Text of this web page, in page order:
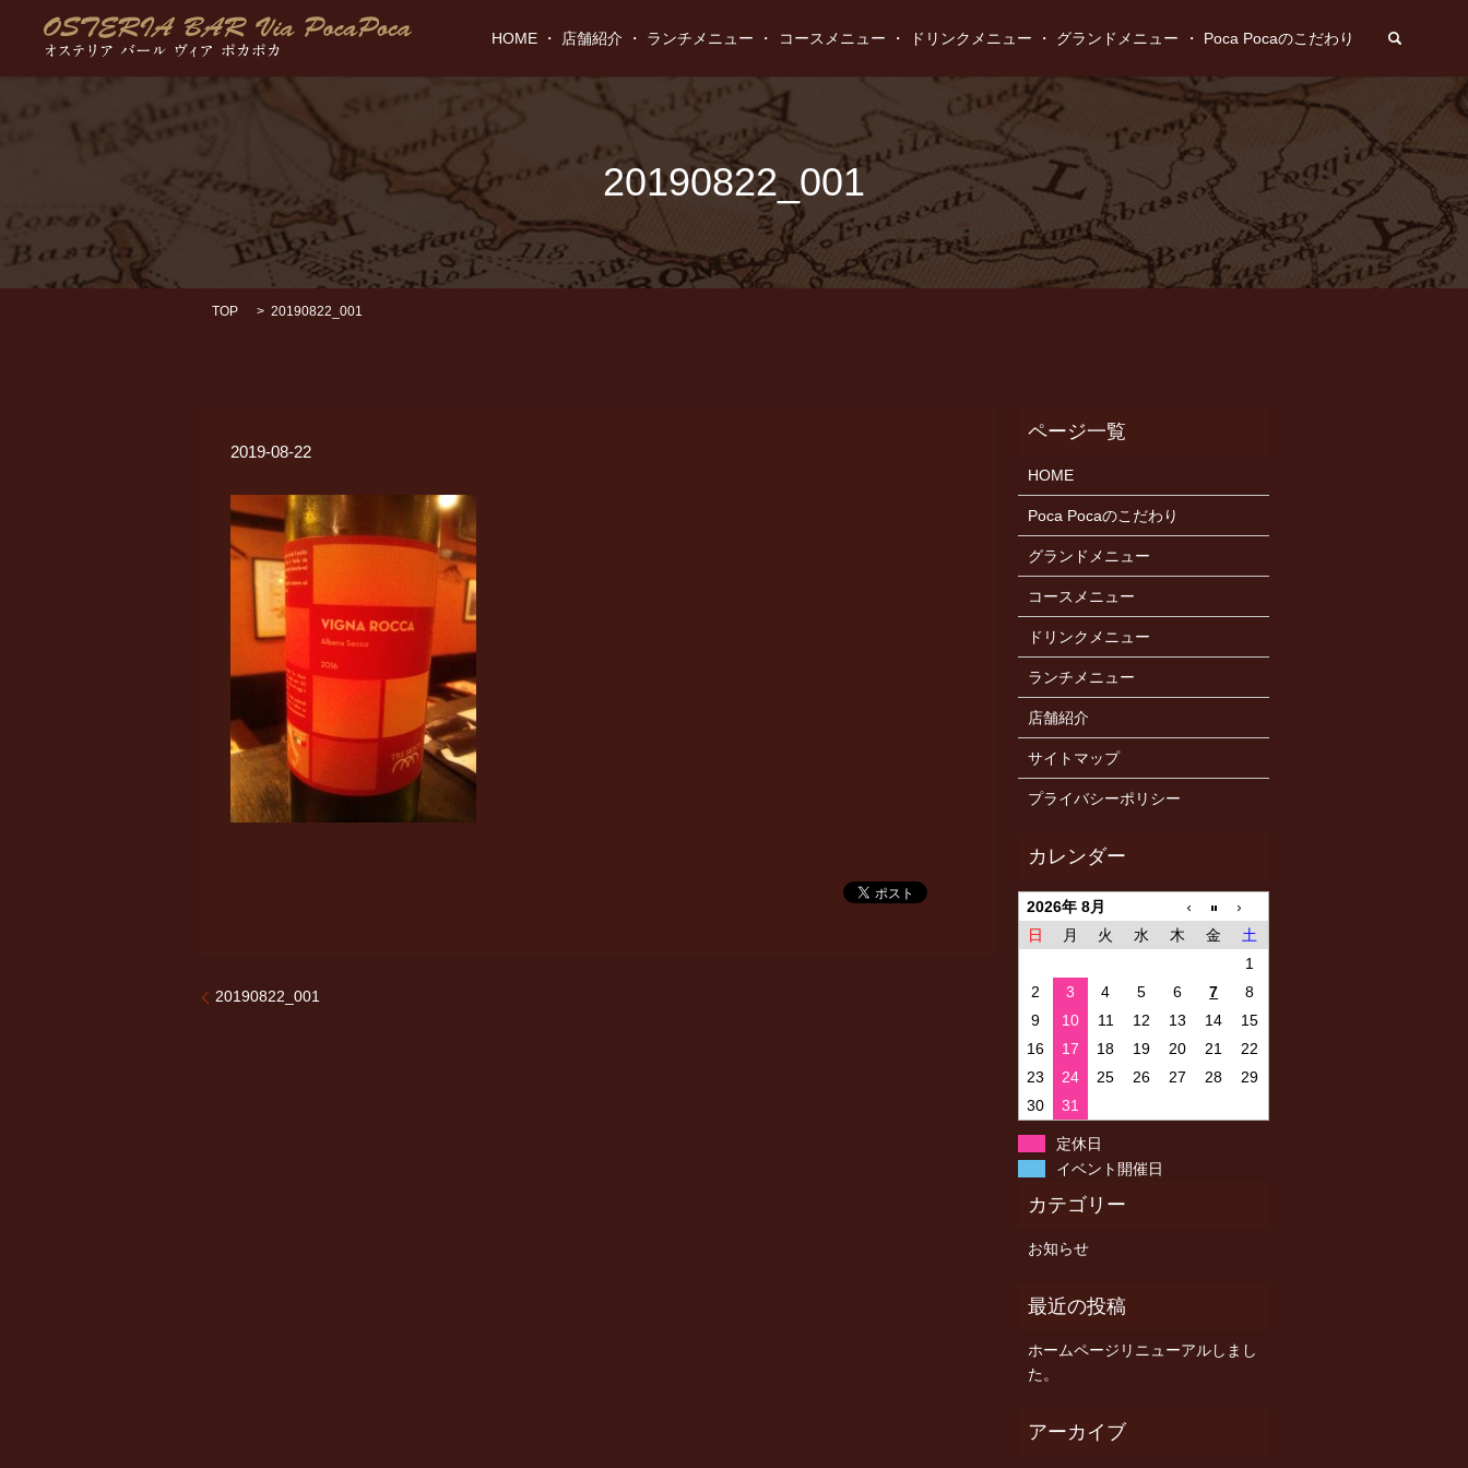
HOME 店舗紹介 ランチメニュー コースメニュー ドリンクメニュー グランドメニュー Poca Pocaのこだわり
20190822_001
TOP 20190822_001
2019-08-22
20190822_001
HOME
Poca Pocaのこだわり
グランドメニュー
コースメニュー
ドリンクメニュー
ランチメニュー
店舗紹介
サイトマップ
プライバシーポリシー
2026年 8月
日
月 火 水 木 金
土
1
2
3 4 5 6 7
8
9
10 11 12 13 14
15
16
17 18 19 20 21
22
23
24 25 26 27 28
29
30
31
定休日
イベント開催日
お知らせ
ホームページリニューアルしまし
た。